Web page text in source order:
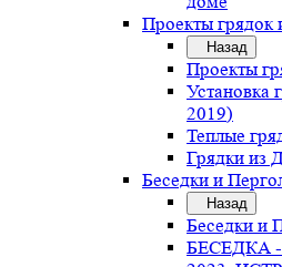
Проекты
Назад
Проекты
Установка
2019)
Теплые
Грядки из
Беседки и
Назад
Беседки и
БЕСЕДКА -